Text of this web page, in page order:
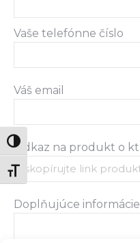
Zmeň vysoký kontrast
Zmeň veľkosť písma
Vaše telefónne číslo
Váš email
Odkaz na produkt o
Doplňujúce